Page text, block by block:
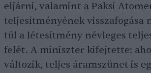
eljárni, valamint a Paksi
teljesítményének visszafogása
túl a létesítmény névleges
felét. A miniszter kifejtette:
változik, teljes áramszünet is